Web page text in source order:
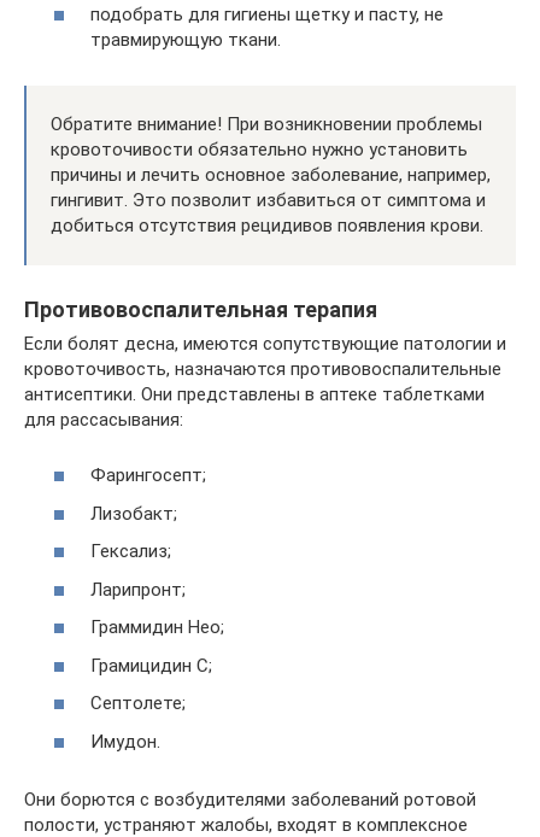
подобрать для гигиены щетку и пасту, не
травмирующую ткани.
Обратите внимание! При возникновении проблемы
кровоточивости обязательно нужно установить
причины и лечить основное заболевание, например,
гингивит. Это позволит избавиться от симптома и
добиться отсутствия рецидивов появления крови.
Противовоспалительная терапия
Если болят десна, имеются сопутствующие патологии и
кровоточивость, назначаются противовоспалительные
антисептики. Они представлены в аптеке таблетками
для рассасывания:
Фарингосепт;
Лизобакт;
Гексализ;
Ларипронт;
Граммидин Нео;
Грамицидин C;
Септолете;
Имудон.
Они борются с возбудителями заболеваний ротовой
полости, устраняют жалобы, входят в комплексное